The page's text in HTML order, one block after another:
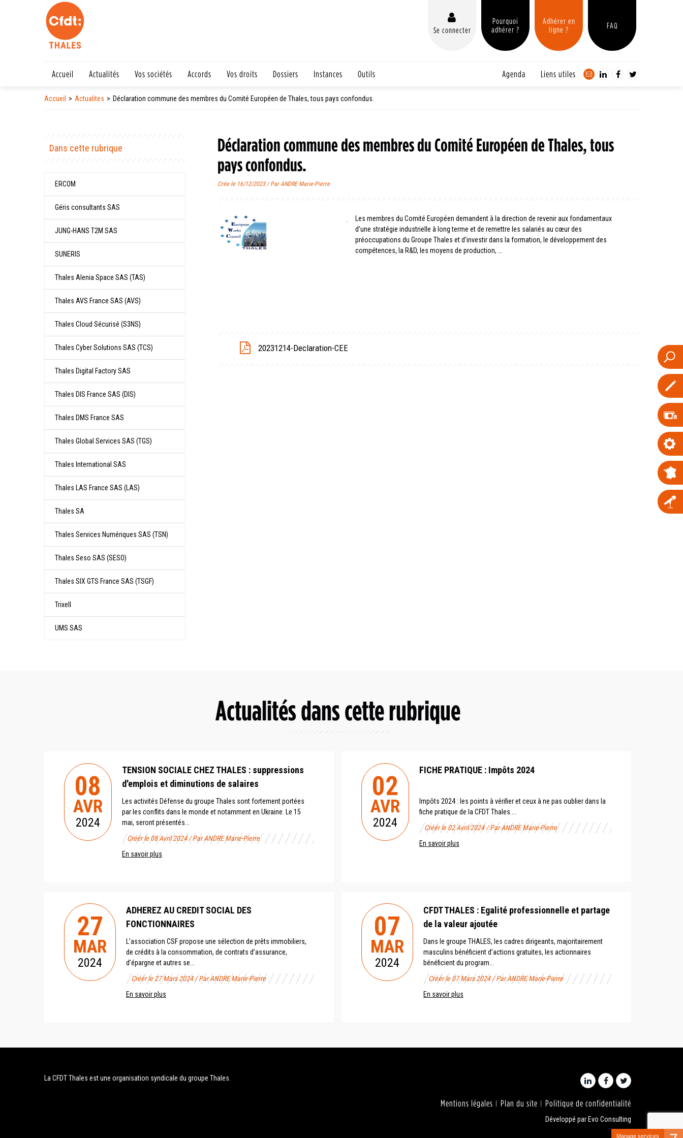
Se connecter
Pourquoi
adhérer ?
Adhérer en
ligne ?
FAQ
Accueil Actualités Vos sociétés Accords Vos droits Dossiers Instances Outils Agenda Liens utiles
Accueil Actualites Déclaration commune des membres du Comité Européen de Thales, tous pays confondus.
Dans cette rubrique
ERCOM
Géris consultants SAS
JUNG-­HANS T2M SAS
SUNERIS
Thales Alenia Space SAS (TAS)
Thales AVS France SAS (AVS)
Thales Cloud Sécurisé (S3NS)
Thales Cyber Solutions SAS (TCS)
Thales Digital Factory SAS
Thales DIS France SAS (DIS)
Thales DMS France SAS
Thales Global Services SAS (TGS)
Thales International SAS
Thales LAS France SAS (LAS)
Thales SA
Thales Services Numériques SAS (TSN)
Thales Seso SAS (SESO)
Thales SIX GTS France SAS (TSGF)
Trixell
UMS SAS
Déclaration commune des membres du Comité Européen de Thales, tous
pays confondus.
Crée le 16/12/2023 / Par ANDRE Marie-Pierre
Les membres du Comité Européen demandent à la direction de revenir aux fondamentaux
d’une stratégie industrielle à long terme et de remettre les salariés au cœur des
préoccupations du Groupe Thales et d’investir dans la formation, le développement des
compétences, la R&D, les moyens de production, …
20231214-Declaration-CEE
Actualités dans cette rubrique
08
AVR
2024
TENSION SOCIALE CHEZ THALES : suppressions
d'emplois et diminutions de salaires
Les activités Défense du groupe Thales sont fortement portées
par les conflits dans le monde et notamment en Ukraine. Le 15
mai, seront présentés...
Créér le 08 Avril 2024 / Par ANDRE Marie-Pierre
En savoir plus
02
AVR
2024
FICHE PRATIQUE : Impôts 2024
Impôts 2024 : les points à vérifier et ceux à ne pas oublier dans la
fiche pratique de la CFDT Thales....
Créér le 02 Avril 2024 / Par ANDRE Marie-Pierre
En savoir plus
27
MAR
2024
ADHEREZ AU CREDIT SOCIAL DES
FONCTIONNAIRES
L’association CSF propose une sélection de prêts immobiliers,
de crédits à la consommation, de contrats d’assurance,
d’épargne et autres se...
Créér le 27 Mars 2024 / Par ANDRE Marie-Pierre
En savoir plus
07
MAR
2024
CFDT THALES : Egalité professionnelle et partage
de la valeur ajoutée
Dans le groupe THALES, les cadres dirigeants, majoritairement
masculins bénéficient d’actions gratuites, les actionnaires
bénéficient du program...
Créér le 07 Mars 2024 / Par ANDRE Marie-Pierre
En savoir plus
La CFDT Thales est une organisation syndicale du groupe Thales.
Mentions légales Plan du site Politique de confidentialité
Développé par Evo Consulting
Manage services